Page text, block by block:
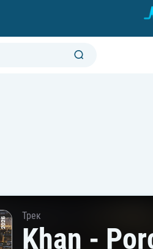
Трек
Khan -